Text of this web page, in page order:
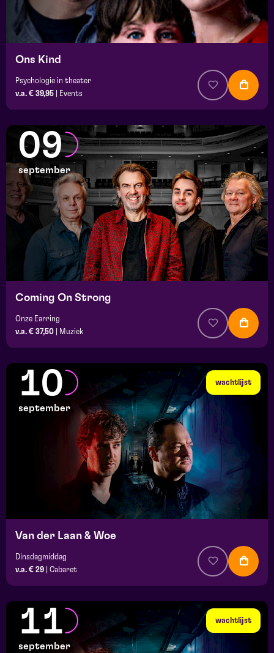
Ons Kind
Psychologie in theater
v.a. € 39,95
Events
09
september
Coming On Strong
Onze Earring
v.a. € 37,50
Muziek
wachtlijst
10
september
Van der Laan & Woe
Dinsdagmiddag
v.a. € 29
Cabaret
wachtlijst
11
september